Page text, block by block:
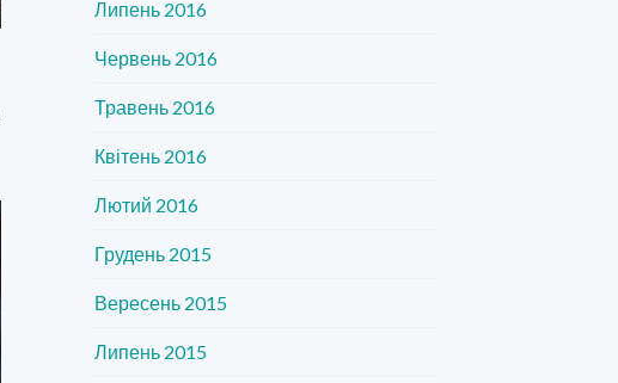
Липень 2016
Червень 2016
Травень 2016
Квітень 2016
Лютий 2016
Грудень 2015
Вересень 2015
Липень 2015